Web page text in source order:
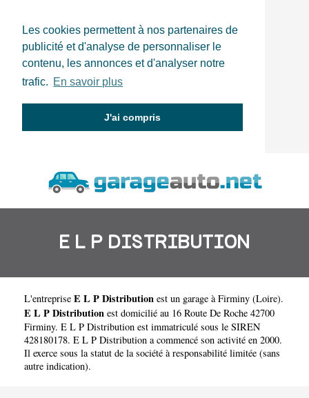
Les cookies permettent à nos partenaires de
publicité et d'analyse de personnaliser le
contenu, les annonces et d'analyser notre
trafic. En savoir plus
J'ai compris
E L P DISTRIBUTION
L'entreprise E L P Distribution est un garage à Firminy (Loire).
E L P Distribution est domicilié au 16 Route De Roche 42700
Firminy. E L P Distribution est immatriculé sous le SIREN
428180178. E L P Distribution a commencé son activité en 2000.
Il exerce sous la statut de la société à responsabilité limitée (sans
autre indication).